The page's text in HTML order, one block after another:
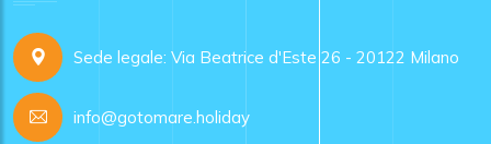
Sede legale: Via Beatrice d'Este 26 - 20122 Milano
info@gotomare.holiday